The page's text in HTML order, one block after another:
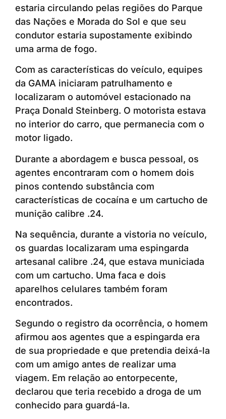
estaria circulando pelas regiões do Parque
das Nações e Morada do Sol e que seu
condutor estaria supostamente exibindo
uma arma de fogo.
Com as características do veículo, equipes
da GAMA iniciaram patrulhamento e
localizaram o automóvel estacionado na
Praça Donald Steinberg. O motorista estava
no interior do carro, que permanecia com o
motor ligado.
Durante a abordagem e busca pessoal, os
agentes encontraram com o homem dois
pinos contendo substância com
características de cocaína e um cartucho de
munição calibre .24.
Na sequência, durante a vistoria no veículo,
os guardas localizaram uma espingarda
artesanal calibre .24, que estava municiada
com um cartucho. Uma faca e dois
aparelhos celulares também foram
encontrados.
Segundo o registro da ocorrência, o homem
afirmou aos agentes que a espingarda era
de sua propriedade e que pretendia deixá-la
com um amigo antes de realizar uma
viagem. Em relação ao entorpecente,
declarou que teria recebido a droga de um
conhecido para guardá-la.